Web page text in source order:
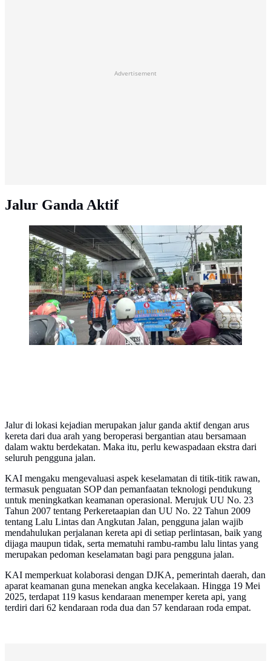
Advertisement
Jalur Ganda Aktif
Petugas KAI Daop 6 Yogyakarta bersama stakeholder
menggelar sosialisasi keselamatan di perlintasan
sebidang. Edukasi ini bertujuan meningkatkan
kesadaran masyarakat untuk selalu berhenti sejenak dan
memastikan jalur aman sebelum melintasi rel kereta api.
(dok. KAI)
Jalur di lokasi kejadian merupakan jalur ganda aktif dengan arus
kereta dari dua arah yang beroperasi bergantian atau bersamaan
dalam waktu berdekatan. Maka itu, perlu kewaspadaan ekstra dari
seluruh pengguna jalan.
KAI mengaku mengevaluasi aspek keselamatan di titik-titik rawan,
termasuk penguatan SOP dan pemanfaatan teknologi pendukung
untuk meningkatkan keamanan operasional. Merujuk UU No. 23
Tahun 2007 tentang Perkeretaapian dan UU No. 22 Tahun 2009
tentang Lalu Lintas dan Angkutan Jalan, pengguna jalan wajib
mendahulukan perjalanan kereta api di setiap perlintasan, baik yang
dijaga maupun tidak, serta mematuhi rambu-rambu lalu lintas yang
merupakan pedoman keselamatan bagi para pengguna jalan.
KAI memperkuat kolaborasi dengan DJKA, pemerintah daerah, dan
aparat keamanan guna menekan angka kecelakaan. Hingga 19 Mei
2025, terdapat 119 kasus kendaraan menemper kereta api, yang
terdiri dari 62 kendaraan roda dua dan 57 kendaraan roda empat.